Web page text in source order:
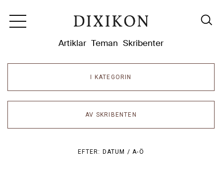
Artiklar Teman Skribenter
I KATEGORIN
AV SKRIBENTEN
EFTER: DATUM /A-Ö